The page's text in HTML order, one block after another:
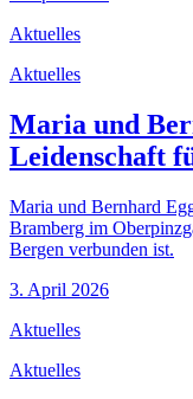
Aktuelles
Aktuelles
Maria und
Leidenschaft
Maria und Bernhard
Bramberg im
Bergen verbunden ist.
3. April 2026
Aktuelles
Aktuelles